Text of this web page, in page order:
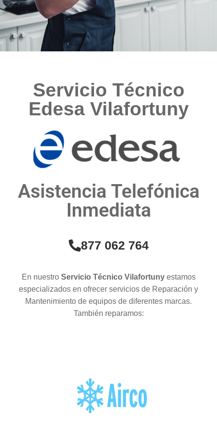
Servicio Técnico
Edesa Vilafortuny
Asistencia Telefónica
Inmediata
877 062 764
En nuestro Servicio Técnico Vilafortuny estamos
especializados en ofrecer servicios de Reparación y
Mantenimiento de equipos de diferentes marcas.
También reparamos: